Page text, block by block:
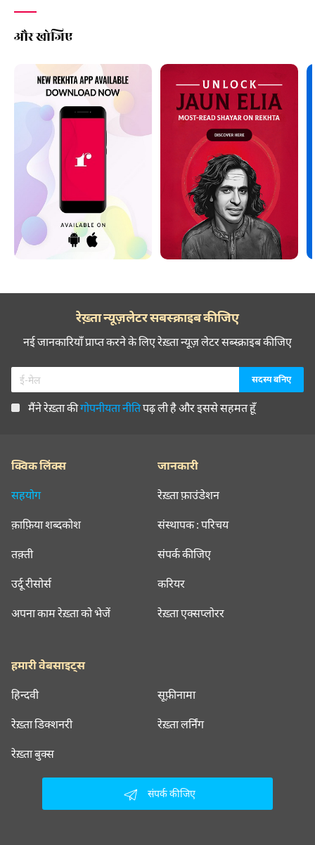
और खोजिए
रेख़्ता न्यूज़लेटर सबस्क्राइब कीजिए
नई जानकारियाँ प्राप्त करने के लिए रेख़्ता न्यूज़ लेटर सब्स्क्राइब कीजिए
मैंने रेख़्ता कीगोपनीयता नीतिपढ़ ली है और इससे सहमत हूँ
क्विक लिंक्स
सहयोग
क़ाफ़िया शब्दकोश
तक़्ती
उर्दू रीसोर्स
अपना काम रेख़्ता को भेजें
जानकारी
रेख़्ता फ़ाउंडेशन
संस्थापक : परिचय
संपर्क कीजिए
करियर
रेख़्ता एक्सप्लोरर
हमारी वेबसाइट्स
हिन्दवी सूफ़ीनामा
रेख़्ता डिक्शनरी रेख़्ता लर्निंग
रेख़्ता बुक्स
संपर्क कीजिए